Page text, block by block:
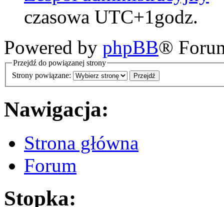
czasowa UTC+1godz.
Powered by phpBB®
Przejdź do powiązanej strony
Strony powiązane:
Nawigacja:
Strona główna
Forum
Stopka: